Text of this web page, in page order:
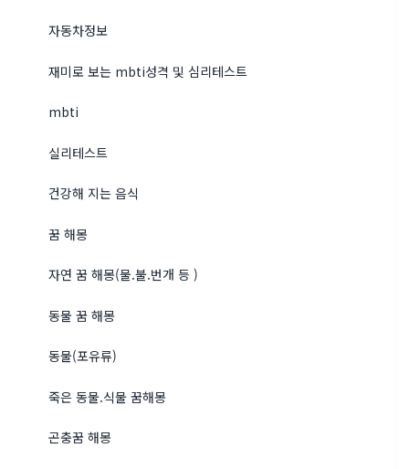
자동차정보
재미로 보는 mbti성격 및 심리테스트
mbti
실리테스트
건강해 지는 음식
꿈 해몽
자연 꿈 해몽(물.불.번개 등 )
동물 꿈 해몽
동물(포유류)
죽은 동물.식물 꿈해몽
곤충꿈 해몽